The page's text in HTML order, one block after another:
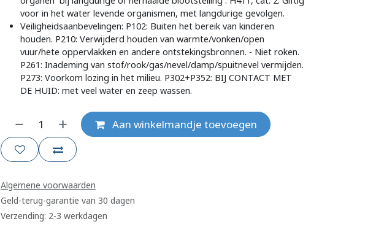
voor in het water levende organismen, met langdurige gevolgen.
Veiligheidsaanbevelingen: P102: Buiten het bereik van kinderen
houden. P210: Verwijderd houden van warmte/vonken/open
vuur/hete oppervlakken en andere ontstekingsbronnen. - Niet roken.
P261: Inademing van stof/rook/gas/nevel/damp/spuitnevel vermijden.
P273: Voorkom lozing in het milieu. P302+P352: BIJ CONTACT MET
DE HUID: met veel water en zeep wassen.
Aan winkelmandje toevoegen
Algemene voorwaarden
Geld-terug-garantie van 30 dagen
Verzending: 2-3 werkdagen